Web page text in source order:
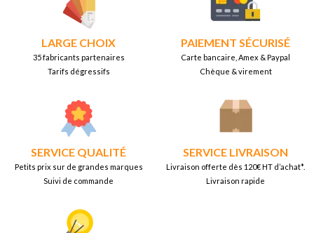
LARGE CHOIX
35 fabricants partenaires
Tarifs dégressifs
PAIEMENT SÉCURISÉ
Carte bancaire, Amex & Paypal
Chèque & virement
SERVICE QUALITÉ
Petits prix sur de grandes marques
Suivi de commande
SERVICE LIVRAISON
Livraison offerte dès 120€ HT d’achat*.
Livraison rapide